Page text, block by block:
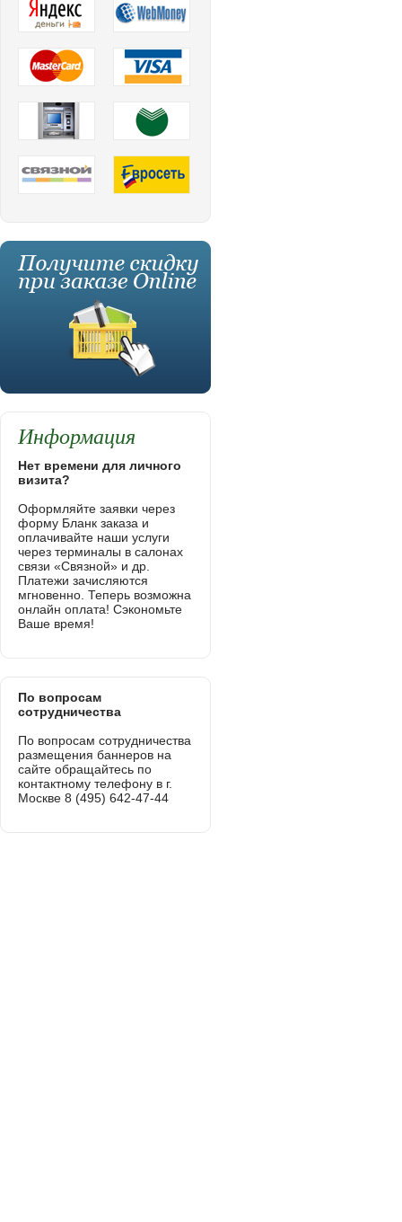
Информация
Нет времени для личного
визита?
Оформляйте заявки через
форму Бланк заказа и
оплачивайте наши услуги
через терминалы в салонах
связи «Связной» и др.
Платежи зачисляются
мгновенно. Теперь возможна
онлайн оплата! Сэкономьте
Ваше время!
По вопросам
сотрудничества
По вопросам сотрудничества
размещения баннеров на
сайте обращайтесь по
контактному телефону в г.
Москве 8 (495) 642-47-44